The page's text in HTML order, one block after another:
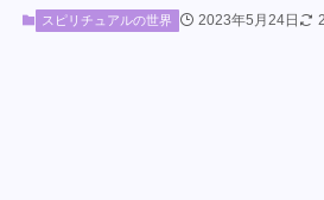
スピリチュアルの世界 2023年5月24日